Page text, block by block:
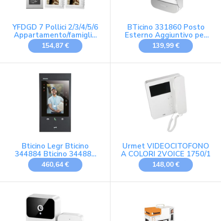
YFDGD 7 Pollici 2/3/4/5/6
Appartamento/famiglia
Videocitofono Citofono
RFID 1000TVL
Acqua Protezione Contro
Tutte Intemperie(E KIT)
154,87 €
BTicino 331860 Posto
Esterno Aggiuntivo per
Kit Videocitofono 2 Fili,
Metallo
139,99 €
Bticino Legr Bticino
344884 Bticino 344884
VideO-Innenstelle
Classe 300eos Schwarz
460,64 €
Urmet VIDEOCITOFONO
A COLORI 2VOICE 1750/1
148,00 €